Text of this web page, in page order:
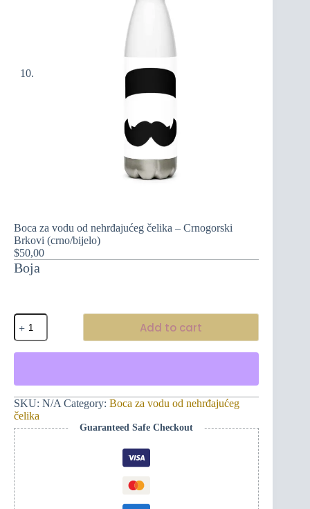
Boca za vodu od nehrđajućeg čelika – Crnogorski
Brkovi (crno/bijelo)
$50,00
Boja
Boca
za
vodu
od
-
Crnogorski
Brkovi
quantity
Add to cart
SKU: N/A Category: Boca za vodu od nehrđajućeg
čelika
Guaranteed Safe Checkout